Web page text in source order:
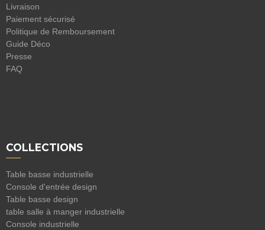
Livraison
Paiement sécurisé
Politique de Remboursement
Guide Déco
Presse
FAQ
COLLECTIONS
Table basse industrielle
Console d'entrée design
Table basse design
table salle à manger industrielle
Console industrielle